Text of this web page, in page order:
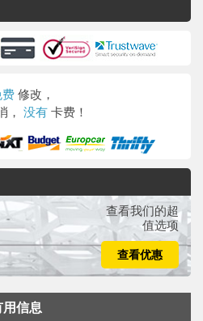
费 修改，
， 没有 卡费！
查看我们的超
值选项
查看优惠
信息